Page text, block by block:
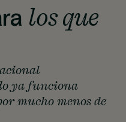
los que
ya funciona
mucho menos de